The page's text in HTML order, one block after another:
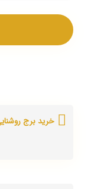
خرید برج